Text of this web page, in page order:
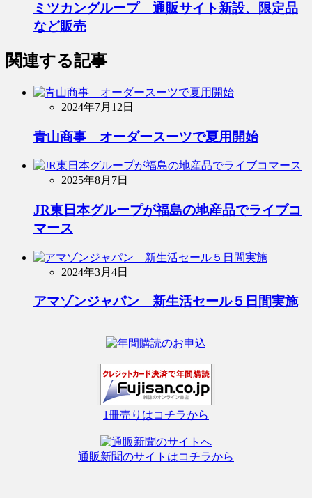
ミツカングループ 通販サイト新設、限定品
など販売
関連する記事
2024年7月12日
青山商事 オーダースーツで夏用開始
2025年8月7日
JR東日本グループが福島の地産品でライブコ
マース
2024年3月4日
アマゾンジャパン 新生活セール５日間実施
1冊売りはコチラから
通販新聞のサイトはコチラから